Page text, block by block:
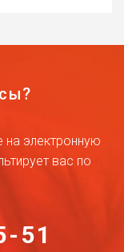
на электронную
вас по
51